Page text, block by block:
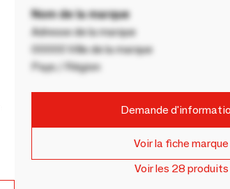
Nom de la marque
Adresse de la marque
00000 Ville de la marque
Pays / Région
Demande
Voir la fiche marque
Voir les 28 produits